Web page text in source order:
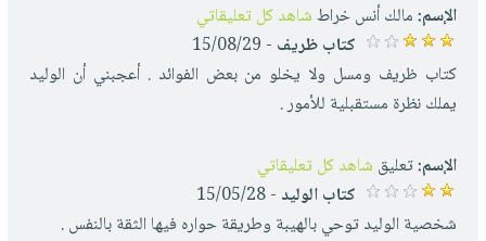
الإسم:مالك أنس خراطشاهد كل تعليقاتي
كتاب ظريف - 15/08/29
كتاب ظريف ومسل ولا يخلو من بعض الفوائد . أعجبني أن الوليد
يملك نظرة مستقبلية للأمور .
الإسم:تعليق شاهد كل تعليقاتي
كتاب الوليد - 15/05/28
شخصية الوليد توحي بالهيبة وطريقة حواره فيها الثقة بالنفس .